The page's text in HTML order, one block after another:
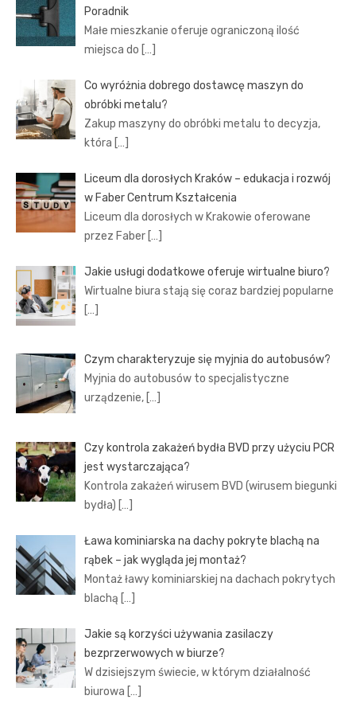
Poradnik
Małe mieszkanie oferuje ograniczoną ilość
miejsca do […]
Co wyróżnia dobrego dostawcę maszyn do
obróbki metalu?
Zakup maszyny do obróbki metalu to decyzja,
która […]
Liceum dla dorosłych Kraków – edukacja i rozwój
w Faber Centrum Kształcenia
Liceum dla dorosłych w Krakowie oferowane
przez Faber […]
Jakie usługi dodatkowe oferuje wirtualne biuro?
Wirtualne biura stają się coraz bardziej popularne
[…]
Czym charakteryzuje się myjnia do autobusów?
Myjnia do autobusów to specjalistyczne
urządzenie, […]
Czy kontrola zakażeń bydła BVD przy użyciu PCR
jest wystarczająca?
Kontrola zakażeń wirusem BVD (wirusem biegunki
bydła) […]
Ława kominiarska na dachy pokryte blachą na
rąbek – jak wygląda jej montaż?
Montaż ławy kominiarskiej na dachach pokrytych
blachą […]
Jakie są korzyści używania zasilaczy
bezprzerwowych w biurze?
W dzisiejszym świecie, w którym działalność
biurowa […]